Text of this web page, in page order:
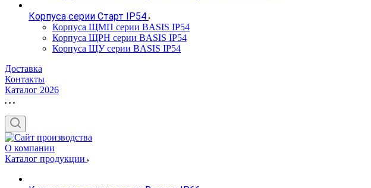
Корпуса серии Старт IP54
Корпуса ЩМП серии BASIS IP54
Корпуса ЩРН серии BASIS IP54
Корпуса ЩУ серии BASIS IP54
Доставка
Контакты
Каталог 2026
О компании
Каталог продукции